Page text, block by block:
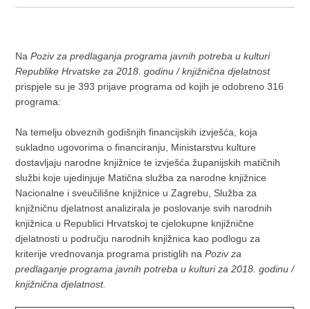
NaPoziv za predlaganja programa javnih potreba u kulturi
Republike Hrvatske za 2018. godinu / knjižnična djelatnost
prispjele su je 393 prijave programa od kojih je odobreno 316
programa:
Na temelju obveznih godišnjih financijskih izvješća, koja
sukladno ugovorima o financiranju, Ministarstvu kulture
dostavljaju narodne knjižnice te izvješća županijskih matičnih
službi koje ujedinjuje Matična služba za narodne knjižnice
Nacionalne i sveučilišne knjižnice u Zagrebu, Služba za
knjižničnu djelatnost analizirala je poslovanje svih narodnih
knjižnica u Republici Hrvatskoj te cjelokupne knjižnične
djelatnosti u području narodnih knjižnica kao podlogu za
kriterije vrednovanja programa pristiglih naPoziv za
predlaganje programa javnih potreba u kulturi za 2018. godinu /
knjižnična djelatnost.